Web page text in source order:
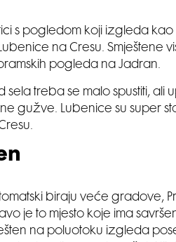
s pogledom koji izgleda
na Cresu. Smještene
pogleda na Jadran.
sela treba se malo spustiti,
gužve. Lubenice su super
biraju veće gradove,
je to mjesto koje ima
na poluotoku izgleda